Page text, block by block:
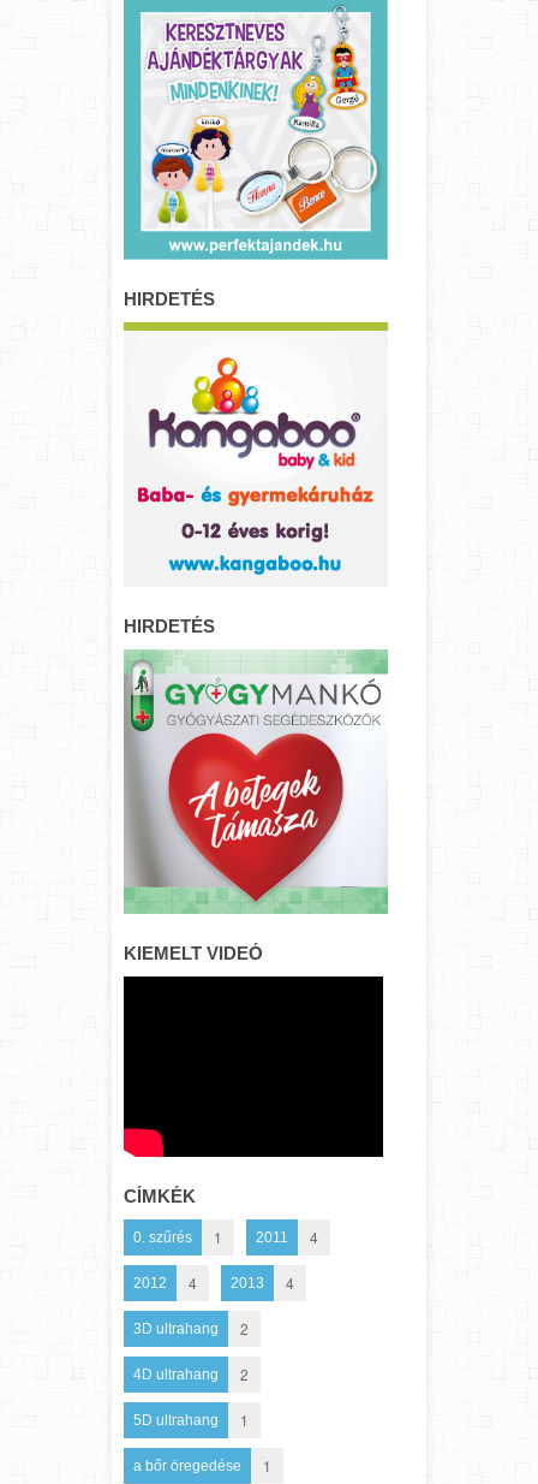
HIRDETÉS
HIRDETÉS
KIEMELT VIDEÓ
CÍMKÉK
0. szűrés 1 2011 4
2012 4 2013 4
3D ultrahang 2
4D ultrahang 2
5D ultrahang 1
a bőr öregedése 1